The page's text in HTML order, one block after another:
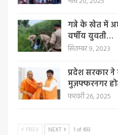
गन्ने के खेत में
वर्षीय युवती…
सितम्बर 9, 2023
प्रदेश सरकार
मुज़फ्फरनगर
फरवरी 26, 2025
PREV NEXT 1 of 493